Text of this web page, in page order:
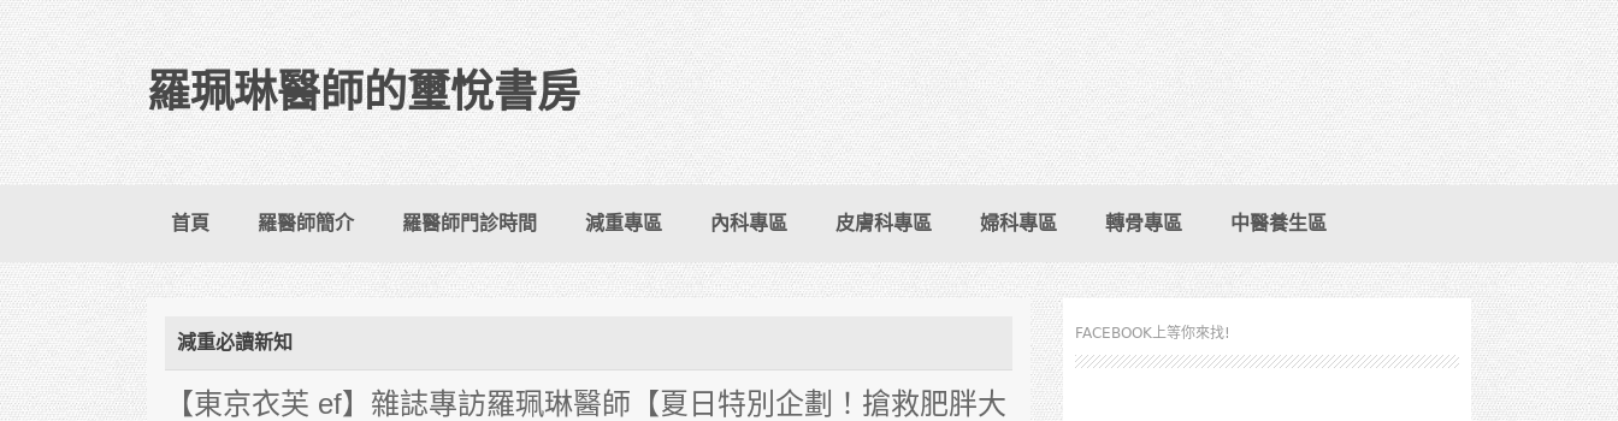
羅珮琳醫師的璽悅書房
Skip to content
首頁 羅醫師簡介 羅醫師門診時間 減重專區 內科專區 皮膚科專區 婦科專區 轉骨專區 中醫養生區
減重必讀新知
【東京衣芙 ef】雜誌專訪羅珮琳醫師【夏日特別企劃！搶救肥胖大
FACEBOOK上等你來找!